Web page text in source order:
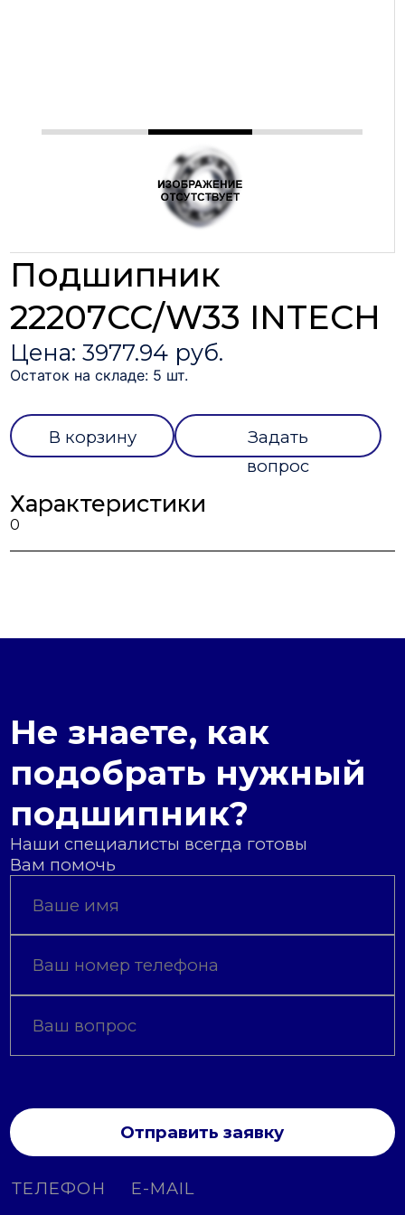
Подшипник
22207CC/W33 INTECH
Цена: 3977.94 руб.
Остаток на складе: 5 шт.
В корзину
Задать
вопрос
Характеристики
0
Не знаете, как
подобрать нужный
подшипник?
Наши специалисты всегда готовы
Вам помочь
Отправить заявку
ТЕЛЕФОН E-MAIL